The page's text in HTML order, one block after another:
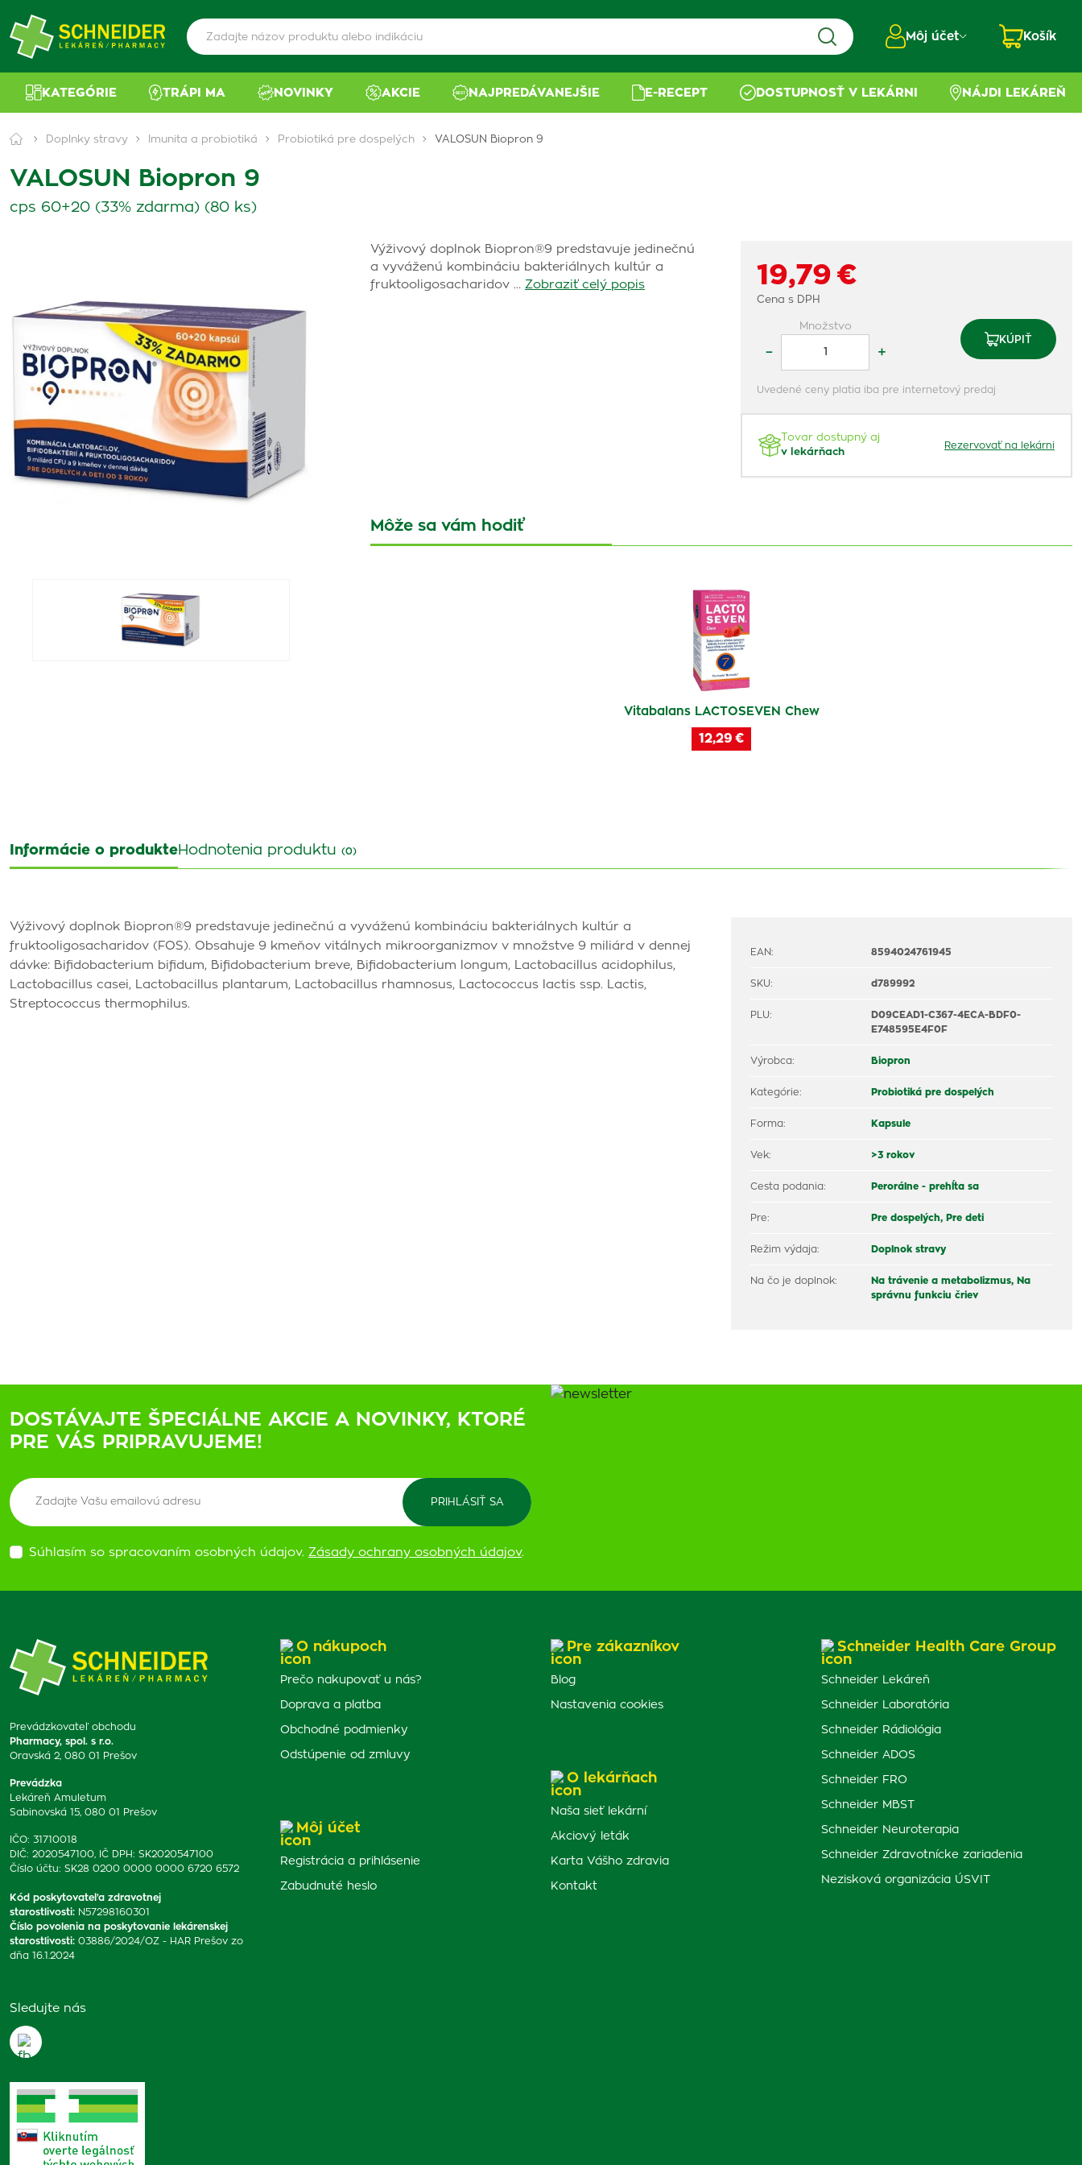
Môj účet Košík
KATEGÓRIE TRÁPI MA NOVINKY AKCIE NAJPREDÁVANEJŠIE E-RECEPT DOSTUPNOSŤ V LEKÁRNI NÁJDI LEKÁREŇ
Doplnky stravy Imunita a probiotiká Probiotiká pre dospelých VALOSUN Biopron 9
VALOSUN Biopron 9
cps 60+20 (33% zdarma) (80 ks)
Výživový doplnok Biopron®9 predstavuje jedinečnú
a vyváženú kombináciu bakteriálnych kultúr a
fruktooligosacharidov … Zobraziť celý popis 19,79 €
Cena s DPH
Množstvo
– +
KÚPIŤ
Uvedené ceny platia iba pre internetový predaj
Tovar dostupný aj
v lekárňach
Rezervovať na lekárni
Môže sa vám hodiť
Vitabalans LACTOSEVEN Chew
12,29 €
Informácie o produkteHodnotenia produktu (0)
Výživový doplnok Biopron®9 predstavuje jedinečnú a vyváženú kombináciu bakteriálnych kultúr a
fruktooligosacharidov (FOS). Obsahuje 9 kmeňov vitálnych mikroorganizmov v množstve 9 miliárd v dennej
dávke: Bifidobacterium bifidum, Bifidobacterium breve, Bifidobacterium longum, Lactobacillus acidophilus,
Lactobacillus casei, Lactobacillus plantarum, Lactobacillus rhamnosus, Lactococcus lactis ssp. Lactis,
Streptococcus thermophilus.
EAN: 8594024761945
SKU: d789992
PLU:
D09CEAD1-C367-4ECA-BDF0-
E748595E4F0F
Výrobca: Biopron
Kategórie: Probiotiká pre dospelých
Forma: Kapsule
Vek: >3 rokov
Cesta podania: Perorálne - prehĺta sa
Pre: Pre dospelých, Pre deti
Režim výdaja: Doplnok stravy
Na čo je doplnok: Na trávenie a metabolizmus, Na
správnu funkciu čriev
DOSTÁVAJTE ŠPECIÁLNE AKCIE A NOVINKY, KTORÉ
PRE VÁS PRIPRAVUJEME!
Súhlasím so spracovaním osobných údajov. Zásady ochrany osobných údajov.
Prevádzkovateľ obchodu
Pharmacy, spol. s r.o.
Oravská 2, 080 01 Prešov
Prevádzka
Lekáreň Amuletum
Sabinovská 15, 080 01 Prešov
IČO: 31710018
DIČ: 2020547100, IČ DPH: SK2020547100
Číslo účtu: SK28 0200 0000 0000 6720 6572
Kód poskytovateľa zdravotnej
starostlivosti: N57298160301
Číslo povolenia na poskytovanie lekárenskej
starostlivosti: 03886/2024/OZ - HAR Prešov zo
dňa 16.1.2024
Sledujte nás
O nákupoch
Prečo nakupovať u nás?
Doprava a platba
Obchodné podmienky
Odstúpenie od zmluvy
Môj účet
Registrácia a prihlásenie
Zabudnuté heslo
Pre zákazníkov
Blog
Nastavenia cookies
O lekárňach
Naša sieť lekární
Akciový leták
Karta Vášho zdravia
Kontakt
Schneider Health Care Group
Schneider Lekáreň
Schneider Laboratória
Schneider Rádiológia
Schneider ADOS
Schneider FRO
Schneider MBST
Schneider Neuroterapia
Schneider Zdravotnícke zariadenia
Nezisková organizácia ÚSVIT